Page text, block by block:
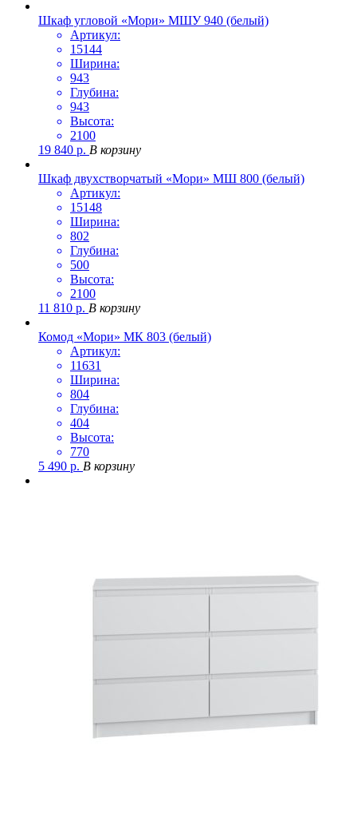
Шкаф угловой «Мори» МШУ 940 (белый)
Артикул:
15144
Ширина:
943
Глубина:
943
Высота:
2100
19 840 р. В корзину
Шкаф двухстворчатый «Мори» МШ 800 (белый)
Артикул:
15148
Ширина:
802
Глубина:
500
Высота:
2100
11 810 р. В корзину
Комод «Мори» МК 803 (белый)
Артикул:
11631
Ширина:
804
Глубина:
404
Высота:
770
5 490 р. В корзину